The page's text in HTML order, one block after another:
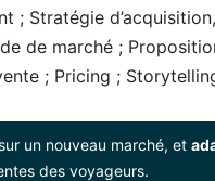
; Stratégie
de marché ;
; Pricing ;
un nouveau marché, et
des voyageurs.